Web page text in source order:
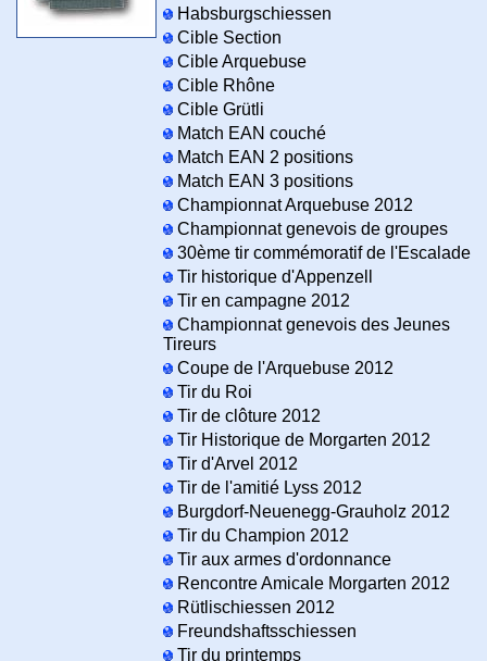
Habsburgschiessen
Cible Section
Cible Arquebuse
Cible Rhône
Cible Grütli
Match EAN couché
Match EAN 2 positions
Match EAN 3 positions
Championnat Arquebuse 2012
Championnat genevois de groupes
30ème tir commémoratif de l'Escalade
Tir historique d'Appenzell
Tir en campagne 2012
Championnat genevois des Jeunes
Tireurs
Coupe de l'Arquebuse 2012
Tir du Roi
Tir de clôture 2012
Tir Historique de Morgarten 2012
Tir d'Arvel 2012
Tir de l'amitié Lyss 2012
Burgdorf-Neuenegg-Grauholz 2012
Tir du Champion 2012
Tir aux armes d'ordonnance
Rencontre Amicale Morgarten 2012
Rütlischiessen 2012
Freundshaftsschiessen
Tir du printemps